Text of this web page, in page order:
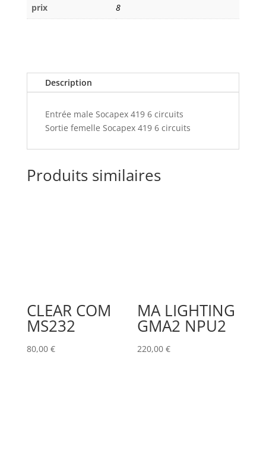
prix
8
Description
Entrée male Socapex 419 6 circuits
Sortie femelle Socapex 419 6 circuits
Produits similaires
CLEAR COM
MS232
80,00 €
MA LIGHTING
GMA2 NPU2
220,00€